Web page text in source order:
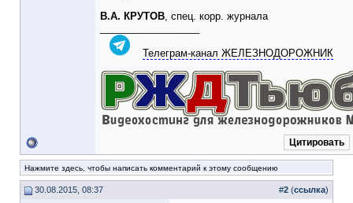
В.А. КРУТОВ, спец. корр. журнала
Телеграм-канал ЖЕЛЕЗНОДОРОЖНИК
Цитировать
Нажмите здесь, чтобы написать комментарий к этому сообщению
30.08.2015, 08:37 #2 (ссылка)